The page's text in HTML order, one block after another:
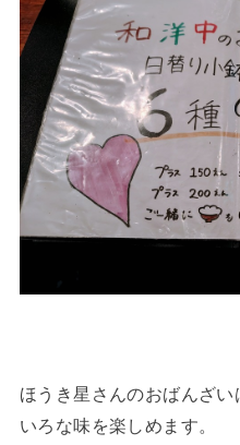
ほうき星さんのおばんざ
いろな味を楽しめます。